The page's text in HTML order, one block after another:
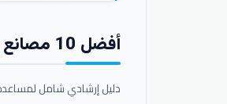
أفضل 10 مصانع أنابيب بلاستيكية في العراق
دليل إرشادي شامل